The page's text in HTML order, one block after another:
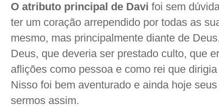
O atributo principal de Davi foi sem
ter um coração arrependido por todas as
mesmo, mas principalmente diante de
Deus, que deveria ser prestado culto, que
aflições como pessoa e como rei que
Nisso foi bem aventurado e ainda hoje
sermos assim.